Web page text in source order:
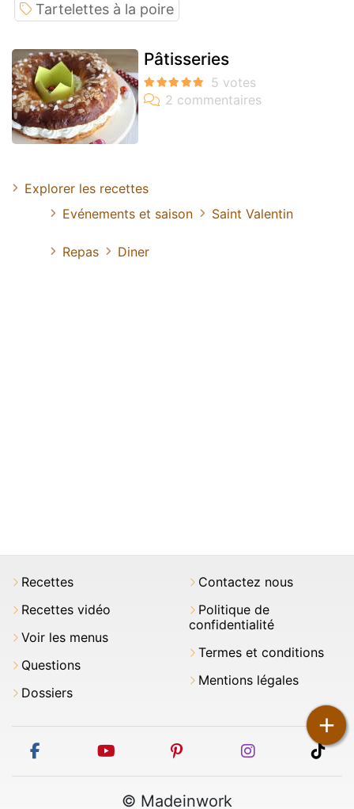
+
Tartelettes à la poire
Pâtisseries
Explorer les recettes
Evénements et saison
Saint Valentin
Repas Diner
Recettes
Recettes vidéo
Voir les menus
Questions
Dossiers
Contactez nous
Politique de
confidentialité
Termes et conditions
Mentions légales
facebook youtube pinterest instagram
© Madeinwork